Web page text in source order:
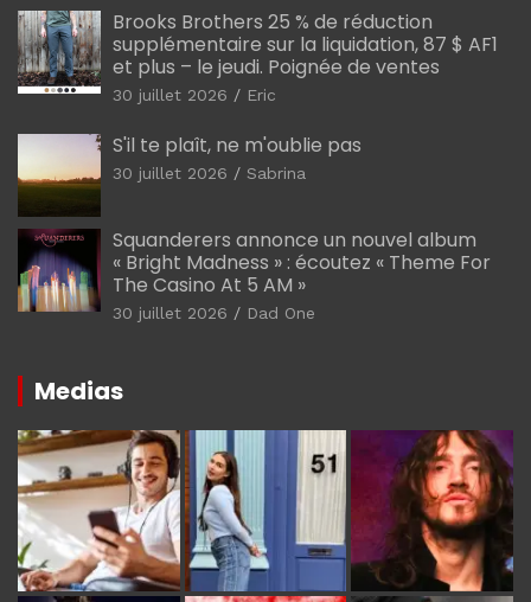
Brooks Brothers 25 % de réduction
supplémentaire sur la liquidation, 87 $ AF1
et plus – le jeudi. Poignée de ventes
30 juillet 2026 Eric
S'il te plaît, ne m'oublie pas
30 juillet 2026 Sabrina
Squanderers annonce un nouvel album
« Bright Madness » : écoutez « Theme For
The Casino At 5 AM »
30 juillet 2026 Dad One
Medias